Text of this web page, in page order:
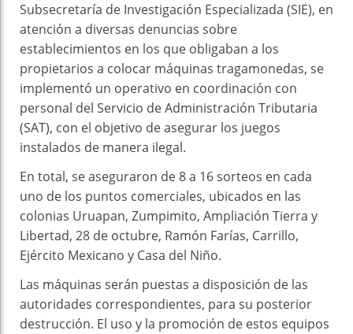
Subsecretaría de Investigación Especializada (SIE), en
atención a diversas denuncias sobre
establecimientos en los que obligaban a los
propietarios a colocar máquinas tragamonedas, se
implementó un operativo en coordinación con
personal del Servicio de Administración Tributaria
(SAT), con el objetivo de asegurar los juegos
instalados de manera ilegal.
En total, se aseguraron de 8 a 16 sorteos en cada
uno de los puntos comerciales, ubicados en las
colonias Uruapan, Zumpimito, Ampliación Tierra y
Libertad, 28 de octubre, Ramón Farías, Carrillo,
Ejército Mexicano y Casa del Niño.
Las máquinas serán puestas a disposición de las
autoridades correspondientes, para su posterior
destrucción. El uso y la promoción de estos equipos